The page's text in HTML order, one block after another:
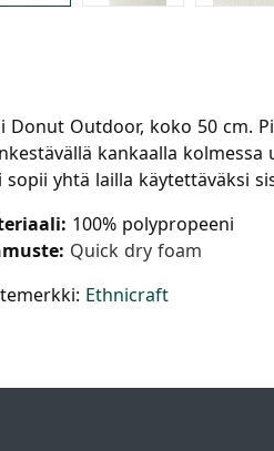
Donut Outdoor, koko 50 cm.
kankaalla
sopii yhtä lailla käytettäväksi
100% polypropeeni
Quick dry foam
Ethnicraft